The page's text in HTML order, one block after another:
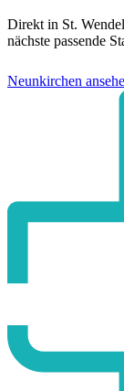
Direkt in St.
nächste passende
Neunkirchen